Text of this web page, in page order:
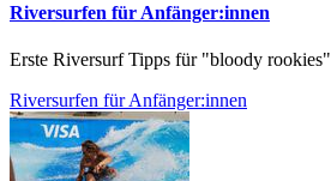
Riversurfen für Anfänger:innen
Erste Riversurf Tipps für "bloody rookies"
Riversurfen für Anfänger:innen